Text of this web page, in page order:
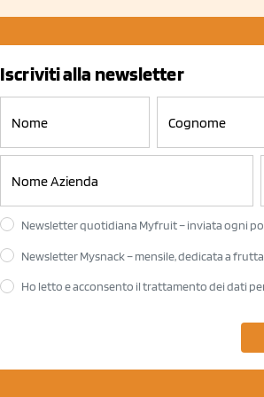
Iscriviti alla newsletter
Newsletter quotidiana Myfruit – inviata ogni
Newsletter Mysnack – mensile, dedicata a
Ho letto e acconsento il trattamento dei dati